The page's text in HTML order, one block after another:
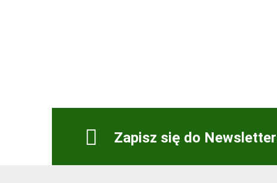
Zapisz się do